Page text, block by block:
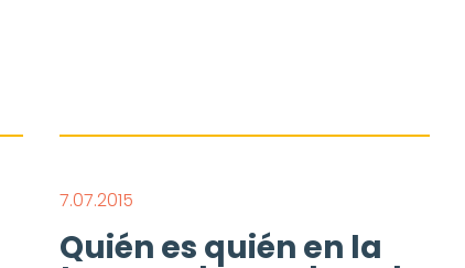
Quién es quién en la
7.07.2015